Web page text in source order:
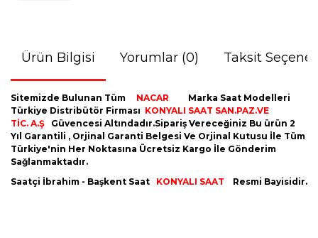
Ürün Bilgisi Yorumlar (0) Taksit
Sitemizde Bulunan Tüm NACAR
Marka Saat Modelleri
Türkiye Distribütör Firması KONYALI SAAT SAN.PAZ.VE
TİC. A.Ş
Güvencesi Altındadır.Sipariş Vereceğiniz Bu ürün 2
Yıl Garantili , Orjinal Garanti Belgesi Ve Orjinal Kutusu İle Tüm
Türkiye'nin Her Noktasına Ücretsiz Kargo İle Gönderim
Sağlanmaktadır.
Saatçi İbrahim - Başkent Saat KONYALI SAAT Resmi Bayisidir.